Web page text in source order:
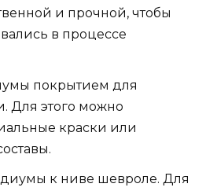
и прочной, чтобы
в процессе
покрытием для
Для этого можно
краски или
к ниве шевроле. Для